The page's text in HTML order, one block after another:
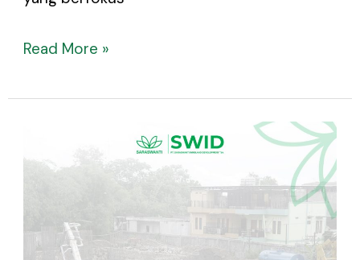
Read More »
Pembangunan
Bima